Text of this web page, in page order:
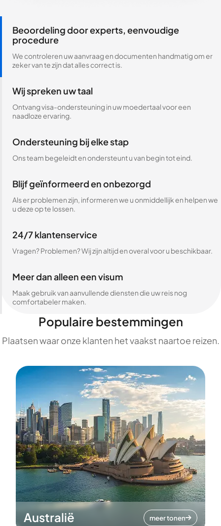
Beoordeling door experts, eenvoudige
procedure
We controleren uw aanvraag en documenten handmatig om er
zeker van te zijn dat alles correct is.
Wij spreken uw taal
Ontvang visa-ondersteuning in uw moedertaal voor een
naadloze ervaring.
Ondersteuning bij elke stap
Ons team begeleidt en ondersteunt u van begin tot eind.
Blijf geïnformeerd en onbezorgd
Als er problemen zijn, informeren we u onmiddellijk en helpen we
u deze op te lossen.
24/7 klantenservice
Vragen? Problemen? Wij zijn altijd en overal voor u beschikbaar.
Meer dan alleen een visum
Maak gebruik van aanvullende diensten die uw reis nog
comfortabeler maken.
Populaire bestemmingen
Plaatsen waar onze klanten het vaakst naartoe reizen.
Australië meer tonen